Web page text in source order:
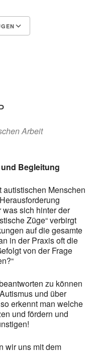
Arbeit
Begleitung
Menschen
sich hinter der
Züge“ verbirgt
auf die gesamte
in der Praxis oft die
von der Frage
zu können
und über
erkennt man welche
und fördern und
wir uns mit dem